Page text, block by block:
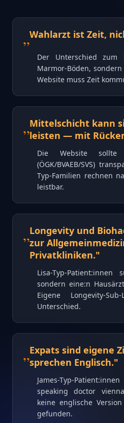
„Wahlarzt ist Zeit,
Der Unterschied zum
Marmor-Böden,
Website muss Zeit
„Mittelschicht kann
leisten — mit
Die Website sollte
(ÖGK/BVAEB/SVS)
Typ-Familien rechnen
leistbar.
„Longevity und
zur
Privatkliniken."
Lisa-Typ-
sondern eine:n
Eigene Longevity-
Unterschied.
„Expats sind eigene
sprechen Englisch."
James-Typ-
speaking doctor
keine englische
gefunden.